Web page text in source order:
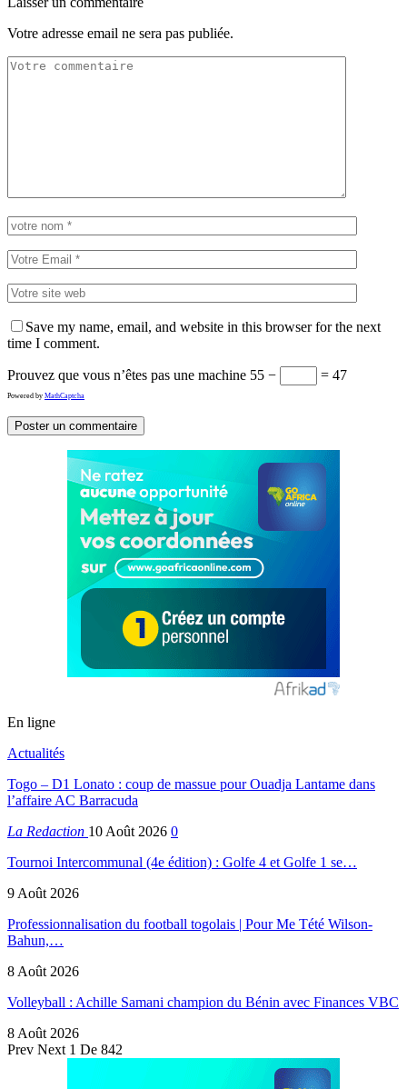
Votre adresse email ne sera pas publiée.
Save my name, email, and website in this browser for the next
time I comment.
Prouvez que vous n’êtes pas une machine 55 − = 47
Powered by MathCaptcha
En ligne
Actualités
Togo – D1 Lonato : coup de massue pour Ouadja Lantame dans
l’affaire AC Barracuda
La Redaction 10 Août 2026 0
Tournoi Intercommunal (4e édition) : Golfe 4 et Golfe 1 se…
9 Août 2026
Professionnalisation du football togolais | Pour Me Tété Wilson-
Bahun,…
8 Août 2026
Volleyball : Achille Samani champion du Bénin avec Finances VBC
8 Août 2026
Prev Next 1 De 842